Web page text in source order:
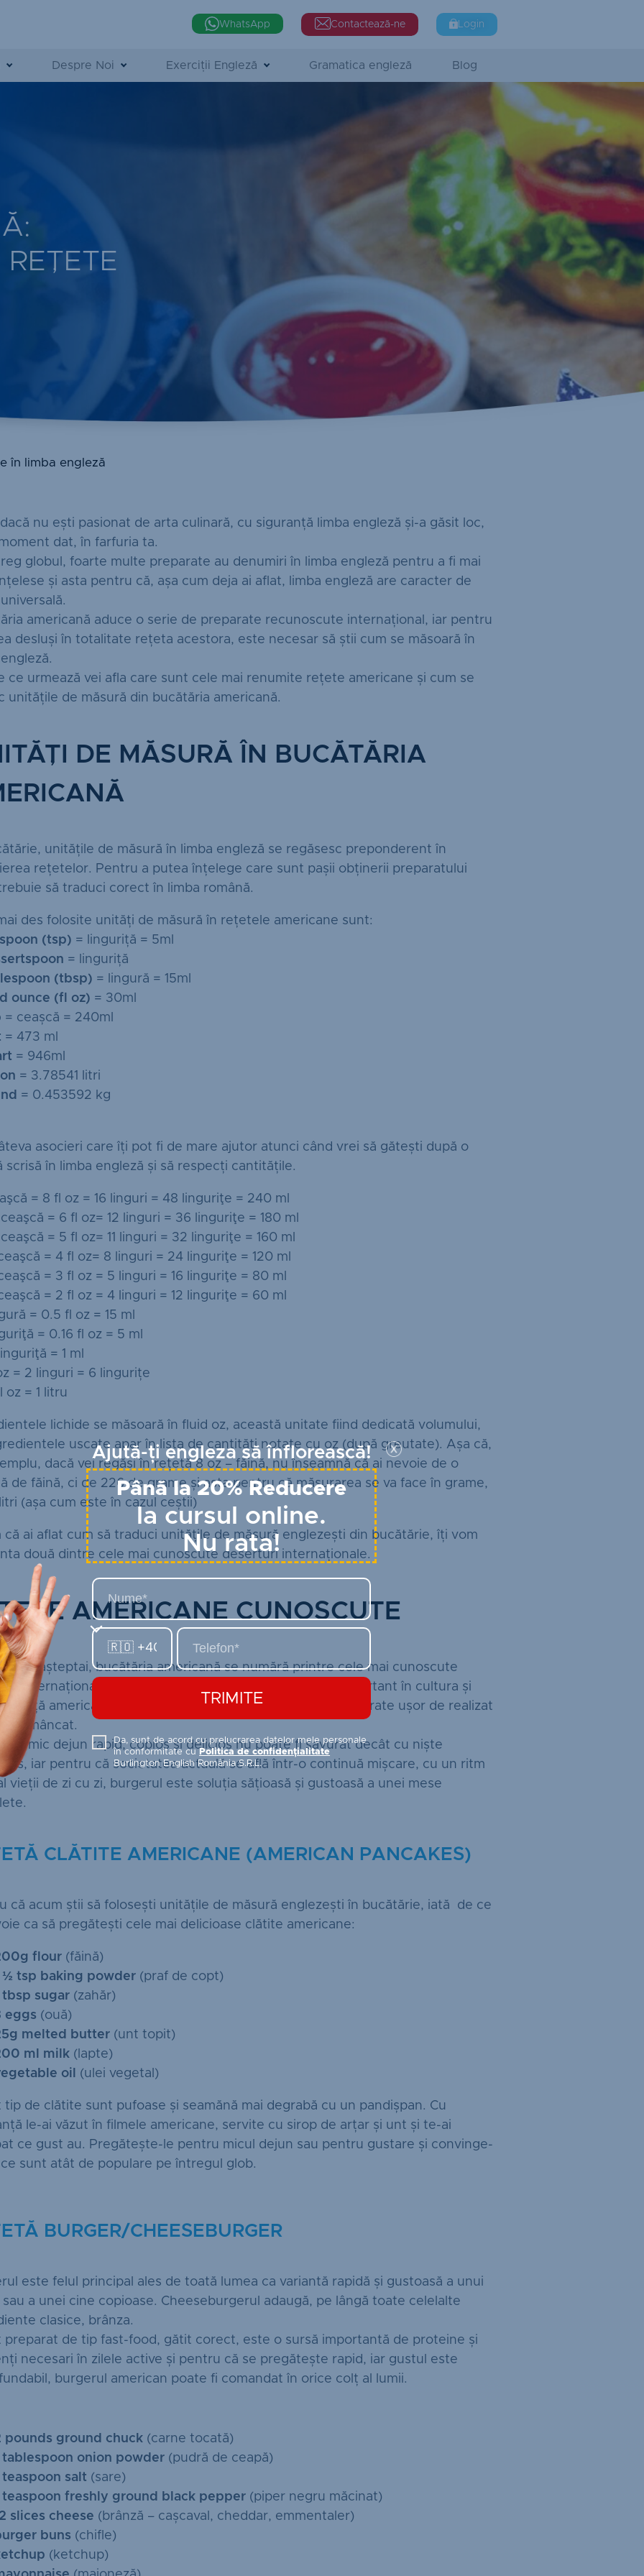
WhatsApp Contactează-ne Login
Despre Noi Exerciții Engleză Gramatica engleză Blog
în limba engleză
nu ești pasionat de arta culinară, cu siguranță limba engleză și-a găsit loc,
dat, în farfuria ta.
globul, foarte multe preparate au denumiri în limba engleză pentru a fi mai
și asta pentru că, așa cum deja ai aflat, limba engleză are caracter de
americană aduce o serie de preparate recunoscute internațional, iar pentru
desluși în totalitate rețeta acestora, este necesar să știi cum se măsoară în
ce urmează vei afla care sunt cele mai renumite rețete americane și cum se
unitățile de măsură din bucătăria americană.
DE MĂSURĂ ÎN BUCĂTĂRIA
unitățile de măsură în limba engleză se regăsesc preponderent în
rețetelor. Pentru a putea înțelege care sunt pașii obținerii preparatului
să traduci corect în limba română.
des folosite unități de măsură în rețetele americane sunt:
(tsp) = linguriță = 5ml
= linguriță
(tbsp) = lingură = 15ml
ounce (fl oz) = 30ml
= ceașcă = 240ml
= 473 ml
= 946ml
= 3.78541 litri
= 0.453592 kg
asocieri care îți pot fi de mare ajutor atunci când vrei să gătești după o
scrisă în limba engleză și să respecți cantitățile.
= 8 fl oz = 16 linguri = 48 linguriţe = 240 ml
= 6 fl oz= 12 linguri = 36 linguriţe = 180 ml
= 5 fl oz= 11 linguri = 32 linguriţe = 160 ml
= 4 fl oz= 8 linguri = 24 linguriţe = 120 ml
= 3 fl oz = 5 linguri = 16 linguriţe = 80 ml
= 2 fl oz = 4 linguri = 12 linguriţe = 60 ml
= 0.5 fl oz = 15 ml
= 0.16 fl oz = 5 ml
= 1 ml
= 2 linguri = 6 lingurițe
oz = 1 litru
lichide se măsoară în fluid oz, această unitate fiind dedicată volumului,
uscate apar în lista de cantități notate cu oz (după greutate). Așa că,
dacă vei regăsi în rețetă 8 oz – făină, nu înseamnă că ai nevoie de o
de făină, ci de 226 de grame și asta pentru că măsurarea se va face în grame,
(așa cum este în cazul ceștii)
că ai aflat cum să traduci unitățile de măsură englezești din bucătărie, îți vom
două dintre cele mai cunoscute deserturi internaționale.
AMERICANE CUNOSCUTE
te așteptai, bucătăria americană se numără printre cele mai cunoscute
internaționale. Gastronomia reprezintă un element important în cultura și
viață american. Bucătăria americană se bazează pe preparate ușor de realizat
de mâncat.
un mic dejun rapid, copios și delicios nu poate fi savurat decât cu niște
iar pentru că societatea actuală se află într-o continuă mișcare, cu un ritm
vieții de zi cu zi, burgerul este soluția sățioasă și gustoasă a unei mese
CLĂTITE AMERICANE (AMERICAN PANCAKES)
că acum știi să folosești unitățile de măsură englezești în bucătărie, iată de ce
ca să pregătești cele mai delicioase clătite americane:
flour (făină)
½ tsp baking powder (praf de copt)
tbsp sugar (zahăr)
eggs (ouă)
melted butter (unt topit)
ml milk (lapte)
oil (ulei vegetal)
tip de clătite sunt pufoase și seamănă mai degrabă cu un pandișpan. Cu
le-ai văzut în filmele americane, servite cu sirop de arțar și unt și te-ai
ce gust au. Pregătește-le pentru micul dejun sau pentru gustare și convinge-
sunt atât de populare pe întregul glob.
BURGER/CHEESEBURGER
este felul principal ales de toată lumea ca variantă rapidă și gustoasă a unui
sau a unei cine copioase. Cheeseburgerul adaugă, pe lângă toate celelalte
clasice, brânza.
preparat de tip fast-food, gătit corect, este o sursă importantă de proteine și
necesari în zilele active și pentru că se pregătește rapid, iar gustul este
burgerul american poate fi comandat în orice colț al lumii.
pounds ground chuck (carne tocată)
tablespoon onion powder (pudră de ceapă)
teaspoon salt (sare)
teaspoon freshly ground black pepper (piper negru măcinat)
slices cheese (brânză – cașcaval, cheddar, emmentaler)
buns (chifle)
(ketchup)
Ajută-ți engleza să înflorească!
Până la 20% Reducere
la cursul online.
Nu rata!
Da, sunt de acord cu prelucrarea datelor mele personale
în conformitate cuPolitica de confidențialitate
Burlington English România S.R.L.
TRIMITE